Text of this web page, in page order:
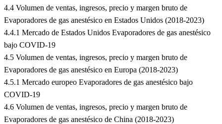
4.4 Volumen de ventas, ingresos, precio y margen bruto de
Evaporadores de gas anestésico en Estados Unidos (2018-2023)
4.4.1 Mercado de Estados Unidos Evaporadores de gas anestésico
bajo COVID-19
4.5 Volumen de ventas, ingresos, precio y margen bruto de
Evaporadores de gas anestésico en Europa (2018-2023)
4.5.1 Mercado europeo Evaporadores de gas anestésico bajo
COVID-19
4.6 Volumen de ventas, ingresos, precio y margen bruto de
Evaporadores de gas anestésico de China (2018-2023)